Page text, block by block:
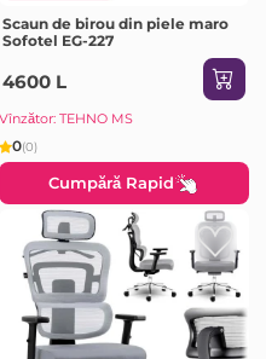
Scaun de birou din piele maro
Sofotel EG-227
4600 L
Vînzător: TEHNO MS
0(0)
Cumpără Rapid